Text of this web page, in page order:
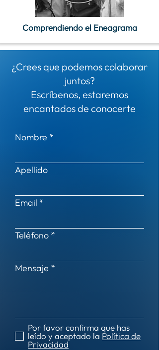
Comprendiendo el Eneagrama
¿Crees que podemos colaborar
juntos?
Escríbenos, estaremos
encantados de conocerte
Nombre
Apellido
Email
Teléfono
Mensaje
Por favor confirma que has
leído y aceptado la Política de
Privacidad